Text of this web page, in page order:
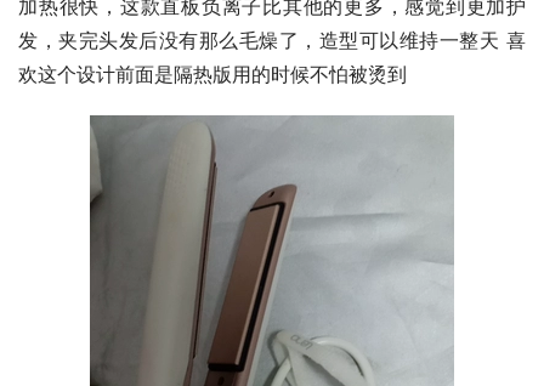
加热很快，这款直板负离子比其他的更多，感觉到更加护
发，夹完头发后没有那么毛燥了，造型可以维持一整天 喜
欢这个设计前面是隔热版用的时候不怕被烫到